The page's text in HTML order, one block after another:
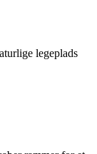
legeplads